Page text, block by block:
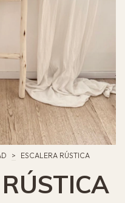
> ESCALERA RÚSTICA